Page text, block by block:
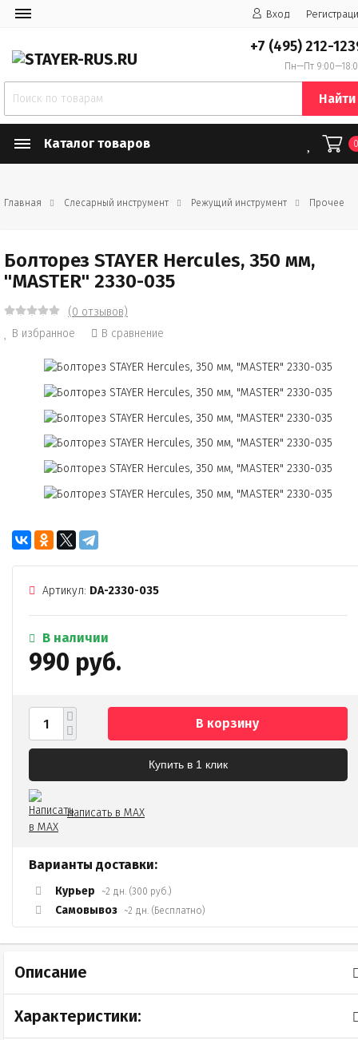
Вход
+7 (495) 212-
Пн—Пт
Найти
Каталог товаров
Главная Слесарный инструмент Режущий инструмент Прочее
Болторез STAYER Hercules, 350 мм,
"MASTER" 2330-035
(0 отзывов)
В избранное
В сравнение
Артикул: DA-2330-035
В наличии
990 руб.
В корзину
Купить в 1 клик
Написать в MAX
Варианты доставки:
Курьер ~2 дн. (300 руб.)
Самовывоз ~2 дн. (Бесплатно)
Описание
Характеристики: